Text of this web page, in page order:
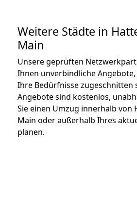
Weitere Städte in
Main
Unsere geprüften
Ihnen unverbindliche
Ihre Bedürfnisse zugeschnitten
Angebote sind kostenlos,
Sie einen Umzug innerhalb von
Main oder außerhalb Ihres
planen.